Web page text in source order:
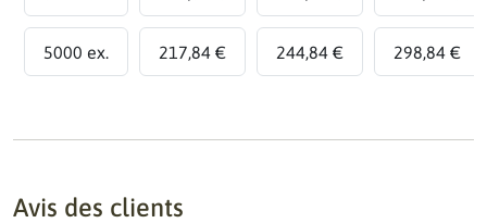
5000 ex. 217,84 € 244,84 € 298,84 €
Avis des clients